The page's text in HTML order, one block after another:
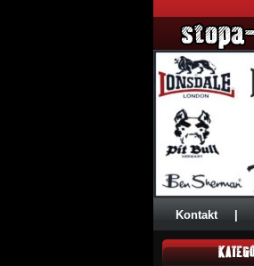
Kontakt